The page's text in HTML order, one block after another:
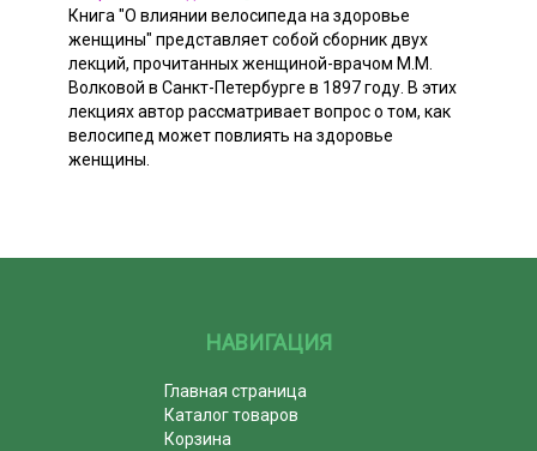
Книга "О влиянии велосипеда на здоровье
женщины" представляет собой сборник двух
лекций, прочитанных женщиной-врачом М.М.
Волковой в Санкт-Петербурге в 1897 году. В этих
лекциях автор рассматривает вопрос о том, как
велосипед может повлиять на здоровье
женщины.
НАВИГАЦИЯ
Главная страница
Каталог товаров
Корзина